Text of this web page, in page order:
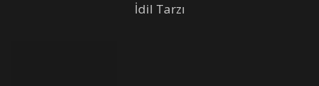
İdil Tarzı